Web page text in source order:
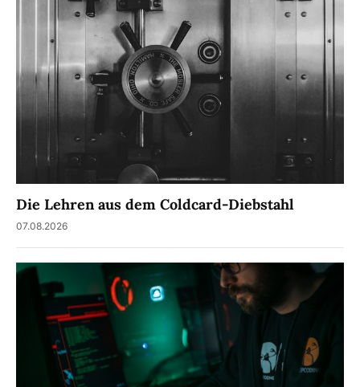
Die Lehren aus dem Coldcard-Diebstahl
07.08.2026